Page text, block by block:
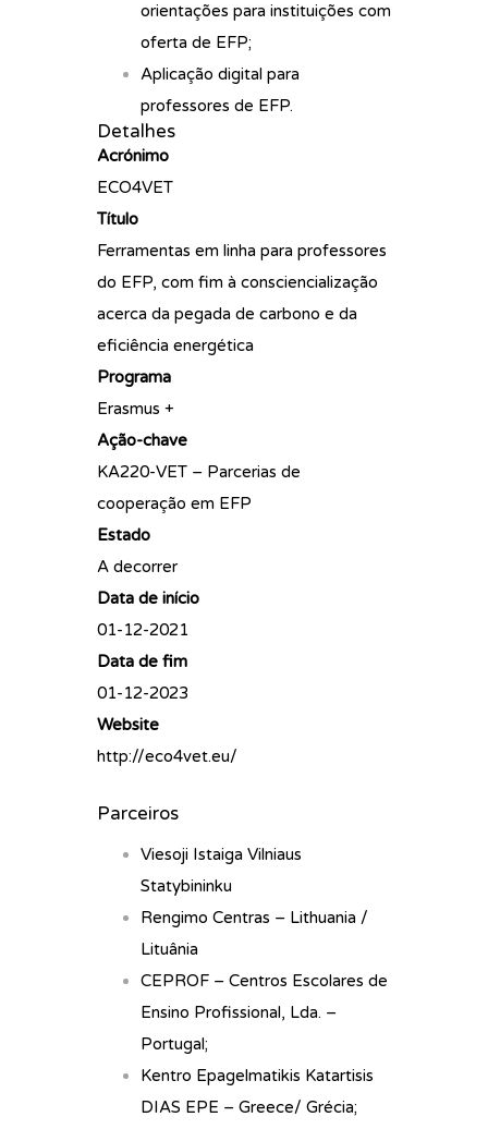
orientações para instituições com
oferta de EFP;
Aplicação digital para
professores de EFP.
Detalhes
Acrónimo
ECO4VET
Título
Ferramentas em linha para professores
do EFP, com fim à consciencialização
acerca da pegada de carbono e da
eficiência energética
Programa
Erasmus +
Ação-chave
KA220-VET – Parcerias de
cooperação em EFP
Estado
A decorrer
Data de início
01-12-2021
Data de fim
01-12-2023
Website
http://eco4vet.eu/
Parceiros
Viesoji Istaiga Vilniaus
Statybininku
Rengimo Centras – Lithuania /
Lituânia
CEPROF – Centros Escolares de
Ensino Profissional, Lda. –
Portugal;
Kentro Epagelmatikis Katartisis
DIAS EPE – Greece/ Grécia;